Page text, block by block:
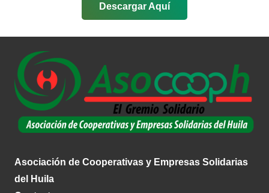
Descargar Aquí
Asociación de Cooperativas y Empresas Solidarias
del Huila